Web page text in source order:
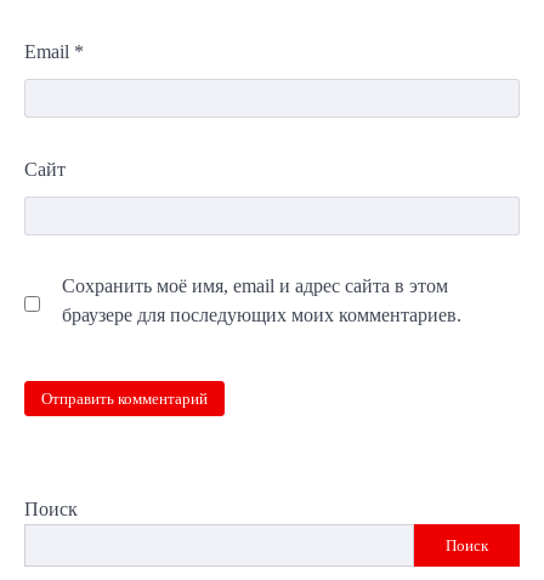
Email *
Сайт
Сохранить моё имя, email и адрес сайта в этом
браузере для последующих моих комментариев.
Поиск
Поиск